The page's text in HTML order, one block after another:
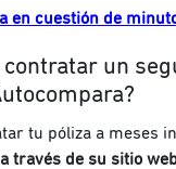
en cuestión de
contratar un
tu póliza a meses
a través de su sitio